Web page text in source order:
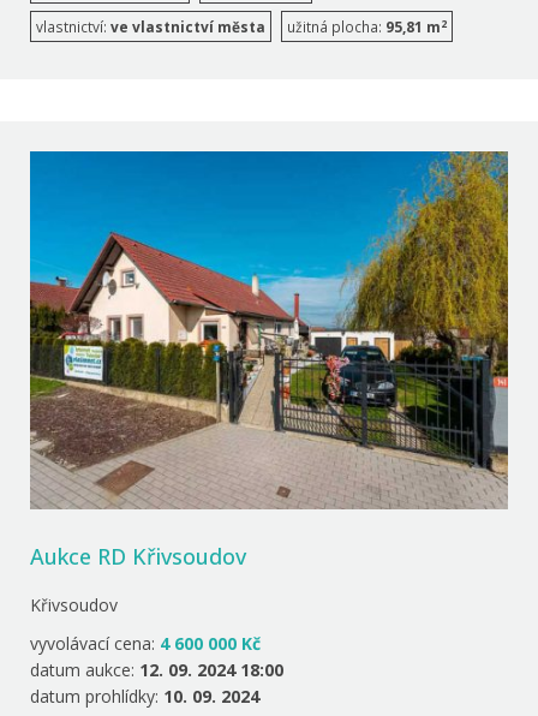
vlastnictví: ve vlastnictví města užitná plocha: 95,81 m2
Aukce RD Křivsoudov
Křivsoudov
vyvolávací cena: 4 600 000 Kč
datum aukce: 12. 09. 2024 18:00
datum prohlídky: 10. 09. 2024